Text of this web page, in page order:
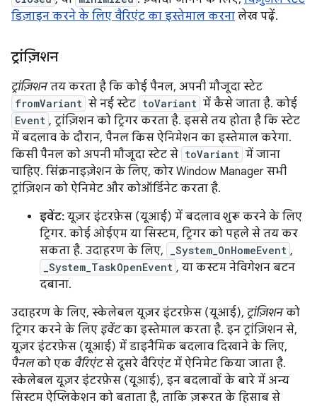
डिज़ाइन करने के लिए वैरिएंट का इस्तेमाल करना लेख पढ़ें.
ट्रांज़िशन
ट्रांज़िशनतय करता है कि कोई पैनल, अपनी मौजूदा स्टेट
fromVariant से नई स्टेट toVariant में कैसे जाता है. कोई
Event , ट्रांज़िशन को ट्रिगर करता है. इससे तय होता है कि स्टेट
में बदलाव के दौरान, पैनल किस ऐनिमेशन का इस्तेमाल करेगा.
किसी पैनल को अपनी मौजूदा स्टेट से toVariant में जाना
चाहिए. सिंक्रनाइज़ेशन के लिए, कोर Window Manager सभी
ट्रांज़िशन को ऐनिमेट और कोऑर्डिनेट करता है.
इवेंट: यूज़र इंटरफ़ेस (यूआई) में बदलाव शुरू करने के लिए
ट्रिगर. कोई ओईएम या सिस्टम, ट्रिगर को पहले से तय कर
सकता है. उदाहरण के लिए,
_System_OnHomeEvent ,
_System_TaskOpenEvent , या कस्टम नेविगेशन बटन
दबाना.
उदाहरण के लिए, स्केलेबल यूज़र इंटरफ़ेस (यूआई), ट्रांज़िशनको
ट्रिगर करने के लिए इवेंटका इस्तेमाल करता है. इन ट्रांज़िशन से,
यूज़र इंटरफ़ेस (यूआई) में डाइनैमिक बदलाव दिखाने के लिए,
पैनलको एक वैरिएंटसे दूसरे वैरिएंट में ऐनिमेट किया जाता है.
स्केलेबल यूज़र इंटरफ़ेस (यूआई), इन बदलावों के बारे में अन्य
सिस्टम ऐप्लिकेशन को बताता है, ताकि ज़रूरत के हिसाब से